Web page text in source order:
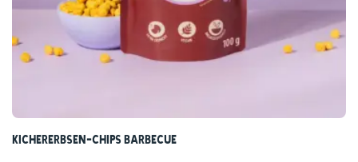
Kichererbsen-Chips Barbecue